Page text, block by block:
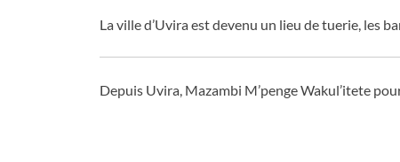
La ville d’Uvira est devenu un lieu de tuerie, les
Depuis Uvira, Mazambi M’penge Wakul’itete